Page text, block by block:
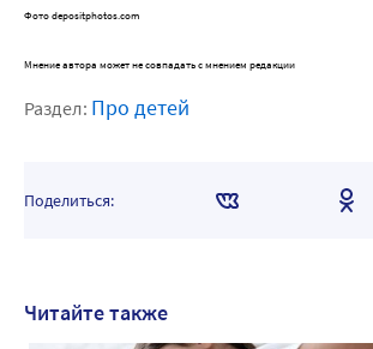
Фото depositphotos.com
Мнение автора может не совпадать с мнением редакции
Раздел: Про детей
Поделиться:
Читайте также